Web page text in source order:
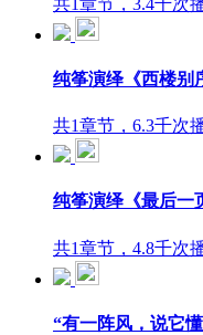
纯筝演绎《西楼别
共1章节，6.3千次
纯筝演绎《最后一
共1章节，4.8千次
“有一阵风，说它